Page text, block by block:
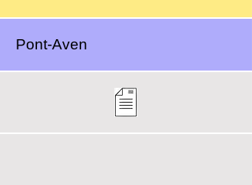
Pont-Aven